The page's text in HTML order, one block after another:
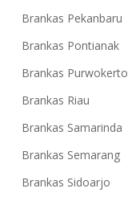
Brankas Pekanbaru
Brankas Pontianak
Brankas Purwokerto
Brankas Riau
Brankas Samarinda
Brankas Semarang
Brankas Sidoarjo